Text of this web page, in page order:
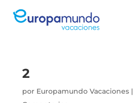
2
por Europamundo Vacaciones|